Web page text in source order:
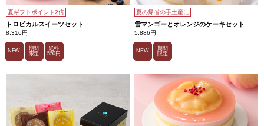
夏ギフトポイント2倍
トロピカルスイーツセット
8,316円
NEW
期間
限定
送料
550円
夏の帰省の手土産に
雪マンゴーとオレンジのケーキセット
5,886円
NEW
期間
限定